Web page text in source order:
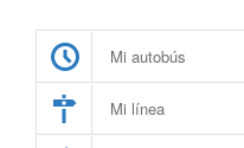
Mi autobús
Mi línea